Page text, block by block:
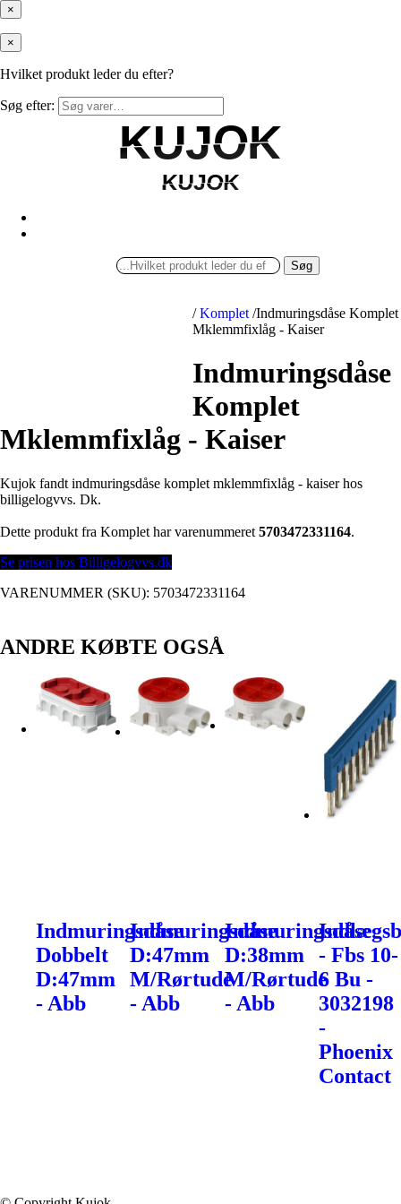
×
×
Hvilket produkt leder du efter?
Søg efter:
KUJOK
KUJOK
KUJOK
KUJOK
Søg
/ Komplet /Indmuringsdåse Komplet
Mklemmfixlåg - Kaiser
Indmuringsdåse
Komplet
Mklemmfixlåg - Kaiser
Kujok fandt indmuringsdåse komplet mklemmfixlåg - kaiser hos
billigelogvvs. Dk.
Dette produkt fra Komplet har varenummeret 5703472331164.
Se prisen hos Billigelogvvs.dk
VARENUMMER (SKU): 5703472331164
ANDRE KØBTE OGSÅ
Indmuringsdåse
Dobbelt
D:47mm
- Abb
Indmuringsdåse
D:47mm
M/Rørtude
- Abb
Indmuringsdåse
D:38mm
M/Rørtude
- Abb
- Fbs 10-
6 Bu -
3032198
-
Phoenix
Contact